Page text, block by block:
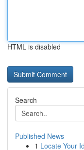
HTML is disabled
Search
Published News
1 Locate Your